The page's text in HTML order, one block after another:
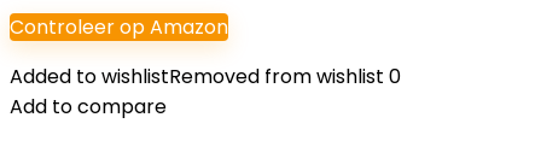
Controleer op Amazon
Added to wishlistRemoved from wishlist 0
Add to compare